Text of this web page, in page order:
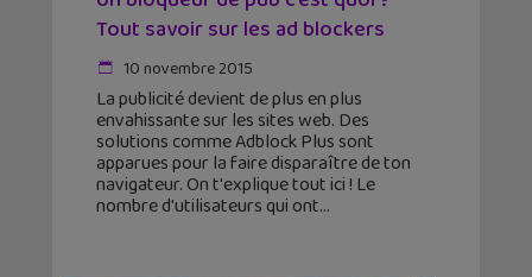
Tout savoir sur les ad blockers
10 novembre 2015
La publicité devient de plus en plus
envahissante sur les sites web. Des
solutions comme Adblock Plus sont
apparues pour la faire disparaître de ton
navigateur. On t'explique tout ici ! Le
nombre d'utilisateurs qui ont